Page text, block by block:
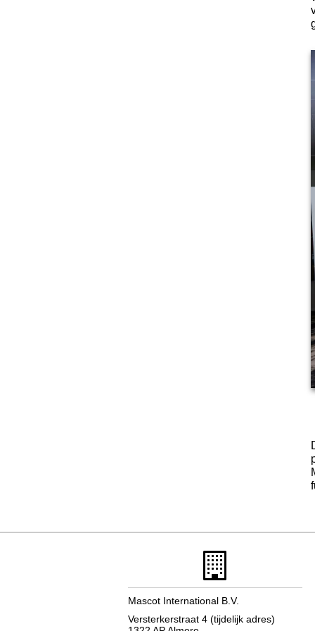
Mascot International B.V.
Versterkerstraat 4 (tijdelijk adres)